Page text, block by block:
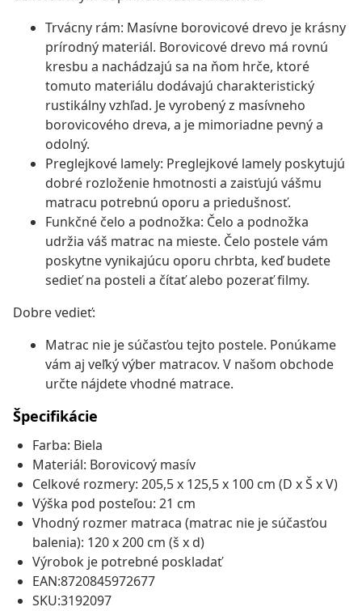
Trvácny rám: Masívne borovicové drevo je krásny
prírodný materiál. Borovicové drevo má rovnú
kresbu a nachádzajú sa na ňom hrče, ktoré
tomuto materiálu dodávajú charakteristický
rustikálny vzhľad. Je vyrobený z masívneho
borovicového dreva, a je mimoriadne pevný a
odolný.
Preglejkové lamely: Preglejkové lamely poskytujú
dobré rozloženie hmotnosti a zaisťujú vášmu
matracu potrebnú oporu a priedušnosť.
Funkčné čelo a podnožka: Čelo a podnožka
udržia váš matrac na mieste. Čelo postele vám
poskytne vynikajúcu oporu chrbta, keď budete
sedieť na posteli a čítať alebo pozerať filmy.
Dobre vedieť:
Matrac nie je súčasťou tejto postele. Ponúkame
vám aj veľký výber matracov. V našom obchode
určte nájdete vhodné matrace.
Špecifikácie
Farba: Biela
Materiál: Borovicový masív
Celkové rozmery: 205,5 x 125,5 x 100 cm (D x Š x V)
Výška pod posteľou: 21 cm
Vhodný rozmer matraca (matrac nie je súčasťou
balenia): 120 x 200 cm (š x d)
Výrobok je potrebné poskladať
EAN:8720845972677
SKU:3192097